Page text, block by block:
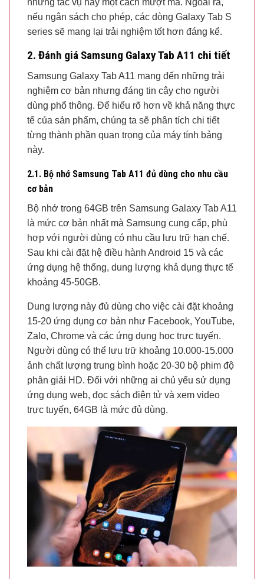
những tác vụ này một cách mượt mà. Ngoài ra,
nếu ngân sách cho phép, các dòng Galaxy Tab S
series sẽ mang lại trải nghiệm tốt hơn đáng kể.
2. Đánh giá Samsung Galaxy Tab A11 chi tiết
Samsung Galaxy Tab A11 mang đến những trải
nghiệm cơ bản nhưng đáng tin cậy cho người
dùng phổ thông. Để hiểu rõ hơn về khả năng thực
tế của sản phẩm, chúng ta sẽ phân tích chi tiết
từng thành phần quan trọng của máy tính bảng
này.
2.1. Bộ nhớ Samsung Tab A11 đủ dùng cho nhu cầu
cơ bản
Bộ nhớ trong 64GB trên Samsung Galaxy Tab A11
là mức cơ bản nhất mà Samsung cung cấp, phù
hợp với người dùng có nhu cầu lưu trữ hạn chế.
Sau khi cài đặt hệ điều hành Android 15 và các
ứng dụng hệ thống, dung lượng khả dụng thực tế
khoảng 45-50GB.
Dung lượng này đủ dùng cho việc cài đặt khoảng
15-20 ứng dụng cơ bản như Facebook, YouTube,
Zalo, Chrome và các ứng dụng học trực tuyến.
Người dùng có thể lưu trữ khoảng 10.000-15.000
ảnh chất lượng trung bình hoặc 20-30 bộ phim độ
phân giải HD. Đối với những ai chủ yếu sử dụng
ứng dụng web, đọc sách điện tử và xem video
trực tuyến, 64GB là mức đủ dùng.